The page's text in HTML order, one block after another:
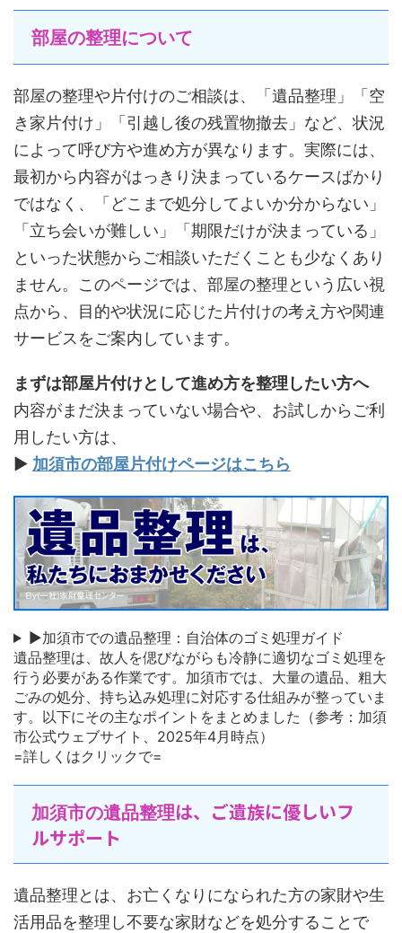
部屋の整理について
部屋の整理や片付けのご相談は、「遺品整理」「空
き家片付け」「引越し後の残置物撤去」など、状況
によって呼び方や進め方が異なります。実際には、
最初から内容がはっきり決まっているケースばかり
ではなく、「どこまで処分してよいか分からない」
「立ち会いが難しい」「期限だけが決まっている」
といった状態からご相談いただくことも少なくあり
ません。このページでは、部屋の整理という広い視
点から、目的や状況に応じた片付けの考え方や関連
サービスをご案内しています。
まずは部屋片付けとして進め方を整理したい方へ
内容がまだ決まっていない場合や、お試しからご利
用したい方は、
▶ 加須市の部屋片付けページはこちら
▶加須市での遺品整理：自治体のゴミ処理ガイド
遺品整理は、故人を偲びながらも冷静に適切なゴミ処理を
行う必要がある作業です。加須市では、大量の遺品、粗大
ごみの処分、持ち込み処理に対応する仕組みが整っていま
す。以下にその主なポイントをまとめました（参考：加須
市公式ウェブサイト、2025年4月時点）
=詳しくはクリックで=
加須市の遺品整理は、ご遺族に優しいフ
ルサポート
遺品整理とは、お亡くなりになられた方の家財や生
活用品を整理し不要な家財などを処分することで